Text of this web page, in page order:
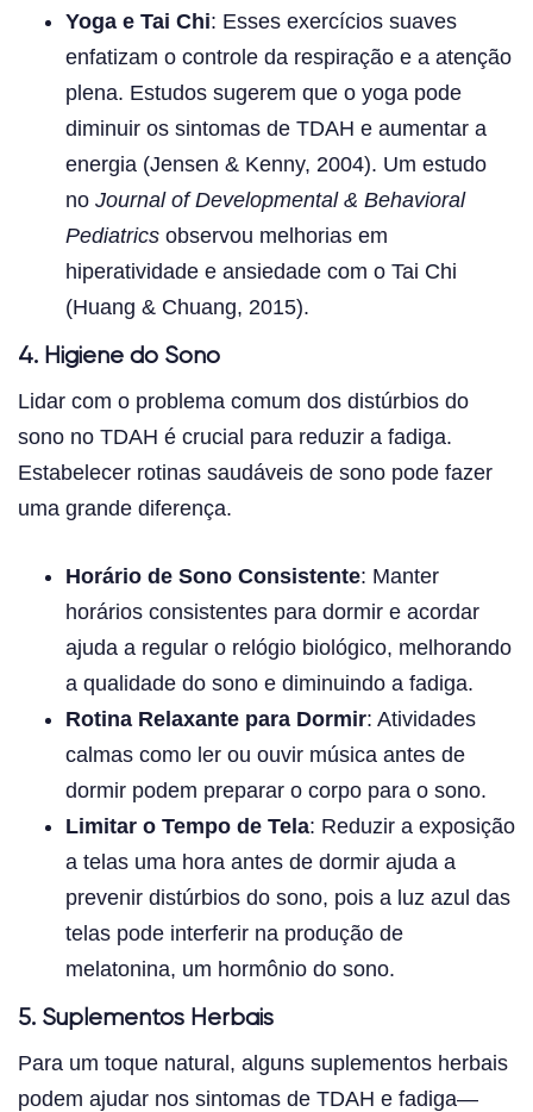
Yoga e Tai Chi: Esses exercícios suaves
enfatizam o controle da respiração e a atenção
plena. Estudos sugerem que o yoga pode
diminuir os sintomas de TDAH e aumentar a
energia (Jensen & Kenny, 2004). Um estudo
no Journal of Developmental & Behavioral
Pediatrics observou melhorias em
hiperatividade e ansiedade com o Tai Chi
(Huang & Chuang, 2015).
4. Higiene do Sono
Lidar com o problema comum dos distúrbios do
sono no TDAH é crucial para reduzir a fadiga.
Estabelecer rotinas saudáveis de sono pode fazer
uma grande diferença.
Horário de Sono Consistente: Manter
horários consistentes para dormir e acordar
ajuda a regular o relógio biológico, melhorando
a qualidade do sono e diminuindo a fadiga.
Rotina Relaxante para Dormir: Atividades
calmas como ler ou ouvir música antes de
dormir podem preparar o corpo para o sono.
Limitar o Tempo de Tela: Reduzir a exposição
a telas uma hora antes de dormir ajuda a
prevenir distúrbios do sono, pois a luz azul das
telas pode interferir na produção de
melatonina, um hormônio do sono.
5. Suplementos Herbais
Para um toque natural, alguns suplementos herbais
podem ajudar nos sintomas de TDAH e fadiga—